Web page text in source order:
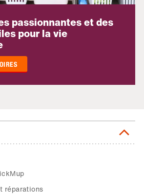
passionnantes et des
pour la vie
réparations